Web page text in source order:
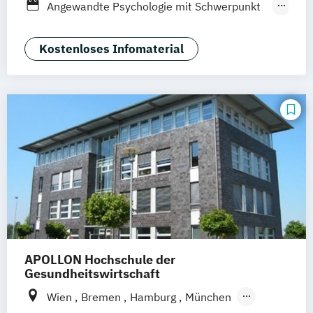
Leipzig Mannheim Wertheim
Frankfurt am Main Hamm
Angewandte Psychologie mit Schwerpunkt
Digital Health Management
Inklusion und Teilhabe
Praxis- und Versorgungsmanagement
Soziale Arbeit
Soziale Arbeit im Online-Abendstudium
Sozialmanagement
Kostenloses Infomaterial
APOLLON Hochschule der
Gesundheitswirtschaft
Wien Bremen Hamburg
München